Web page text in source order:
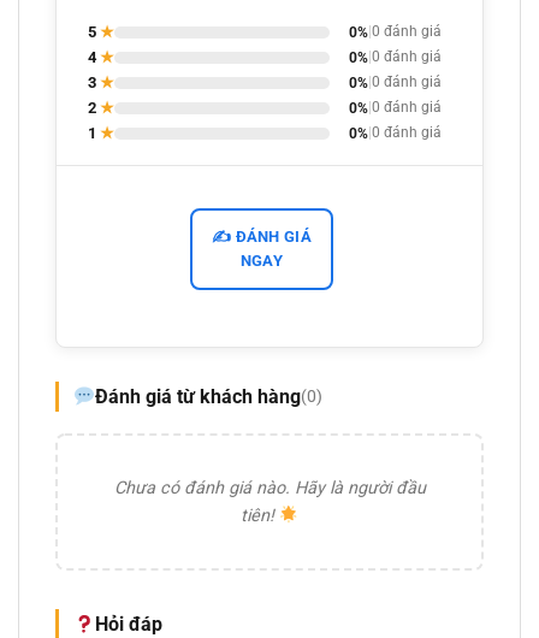
5 ★ 0% 0 đánh giá
4★ 0% 0 đánh giá
3 ★ 0% 0 đánh giá
2 ★ 0% 0 đánh giá
1 ★ 0% 0 đánh giá
✍️ ĐÁNH GIÁ
NGAY
Đánh giá từ khách hàng(0)
Chưa có đánh giá nào. Hãy là người đầu
tiên!
Hỏi đáp